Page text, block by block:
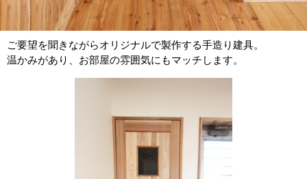
ご要望を聞きながらオリジナルで製作する手造り建具。
温かみがあり、お部屋の雰囲気にもマッチします。